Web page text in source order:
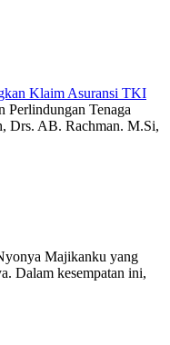
Klaim Asuransi TKI
Perlindungan Tenaga
Drs. AB. Rachman. M.Si,
Majikanku yang
Dalam kesempatan ini,